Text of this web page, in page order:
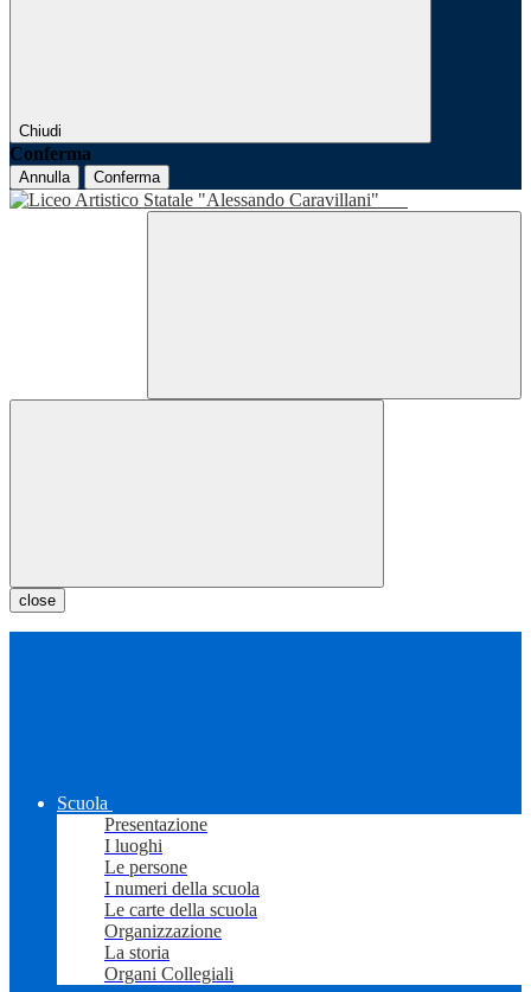
Chiudi
Conferma
Annulla Conferma
close
Scuola
Presentazione
I luoghi
Le persone
I numeri della scuola
Le carte della scuola
Organizzazione
La storia
Organi Collegiali